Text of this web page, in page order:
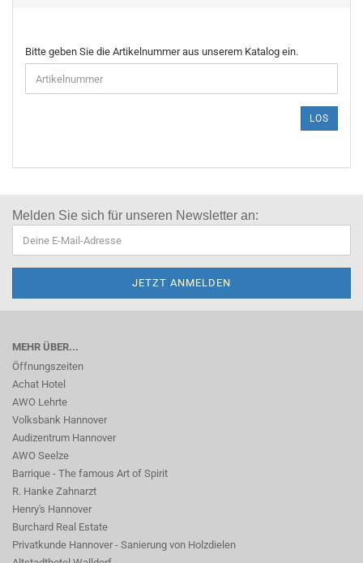
Bitte geben Sie die Artikelnummer aus unserem Katalog ein.
LOS
Melden Sie sich für unseren Newsletter an:
MEHR ÜBER...
Öffnungszeiten
Achat Hotel
AWO Lehrte
Volksbank Hannover
Audizentrum Hannover
AWO Seelze
Barrique - The famous Art of Spirit
R. Hanke Zahnarzt
Henry's Hannover
Burchard Real Estate
Privatkunde Hannover - Sanierung von Holzdielen